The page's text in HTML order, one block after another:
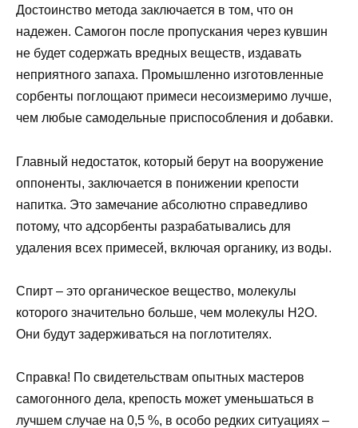
Достоинство метода заключается в том, что он
надежен. Самогон после пропускания через кувшин
не будет содержать вредных веществ, издавать
неприятного запаха. Промышленно изготовленные
сорбенты поглощают примеси несоизмеримо лучше,
чем любые самодельные приспособления и добавки.
Главный недостаток, который берут на вооружение
оппоненты, заключается в понижении крепости
напитка. Это замечание абсолютно справедливо
потому, что адсорбенты разрабатывались для
удаления всех примесей, включая органику, из воды.
Спирт – это органическое вещество, молекулы
которого значительно больше, чем молекулы Н2О.
Они будут задерживаться на поглотителях.
Справка! По свидетельствам опытных мастеров
самогонного дела, крепость может уменьшаться в
лучшем случае на 0,5 %, в особо редких ситуациях –